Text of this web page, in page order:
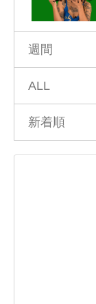
週間
ALL
新着順